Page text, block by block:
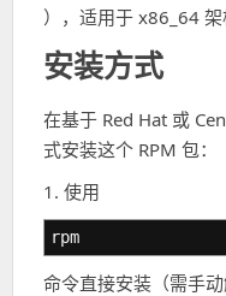
），适用于 x86_64 架
安装方式
在基于 Red Hat 或
式安装这个 RPM 包：
1. 使用
rpm
命令直接安装（需手动